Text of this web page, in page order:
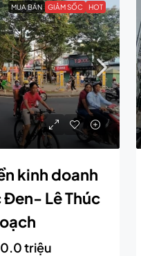
MUA BÁN GIẢM SỐC HOT
kinh doanh
Đen- Lê Thúc
triệu